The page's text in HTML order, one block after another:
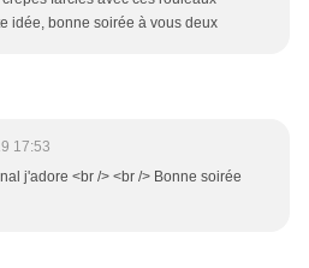
idée, bonne soirée à vous deux
17:53
j'adore <br /> <br /> Bonne soirée